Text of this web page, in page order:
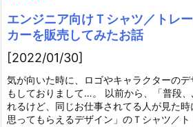
エンジニア向けＴシャツ／トレ
カーを販売してみたお話
[2022/01/30]
気が向いた時に、ロゴやキャラクターの
もしておりまして…。 以前から、「普段
れるけど、同じお仕事されてる人が見た時
思ってもらえるデザイン」のＴシャツ／ト